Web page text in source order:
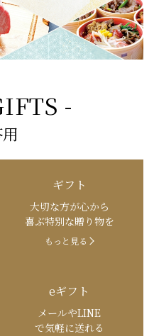
-
ギフト
大切な方が心から
喜ぶ特別な贈り物を
もっと見る
eギフト
メールやLINE
で気軽に送れる